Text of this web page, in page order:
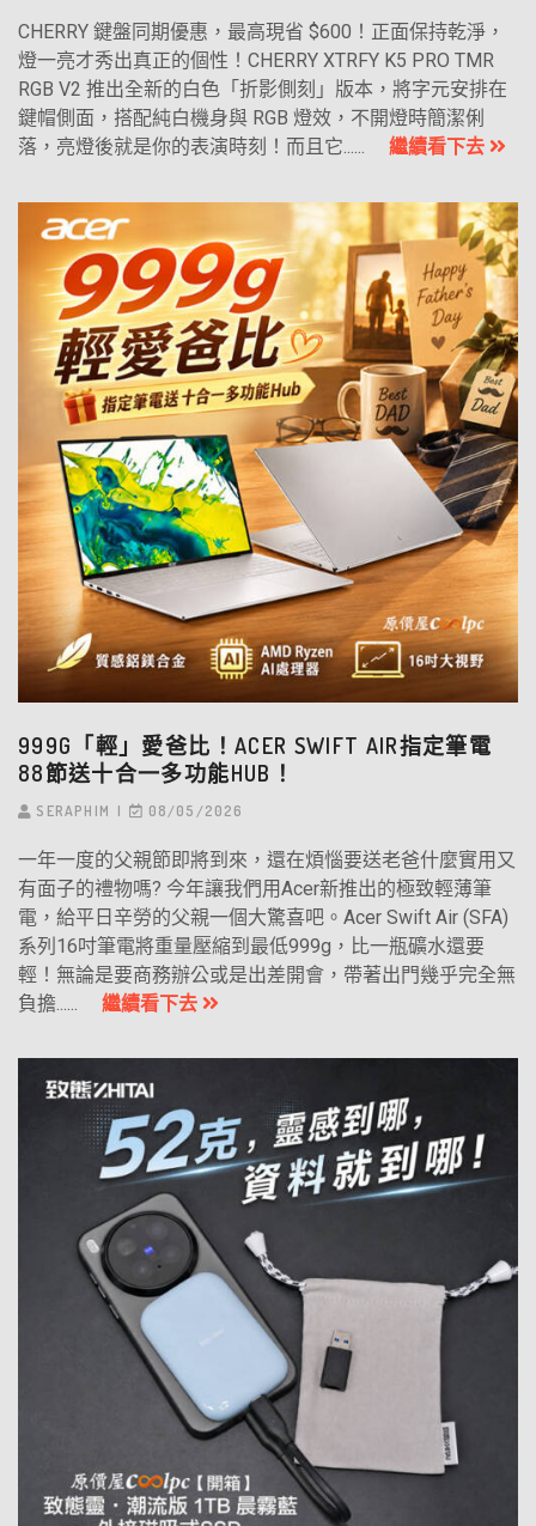
CHERRY 鍵盤同期優惠，最高現省 $600！正面保持乾淨，
燈一亮才秀出真正的個性！CHERRY XTRFY K5 PRO TMR
RGB V2 推出全新的白色「折影側刻」版本，將字元安排在
鍵帽側面，搭配純白機身與 RGB 燈效，不開燈時簡潔俐
落，亮燈後就是你的表演時刻！而且它...... 繼續看下去
999G「輕」愛爸比！ACER SWIFT AIR指定筆電
88節送十合一多功能HUB！
SERAPHIM 08/05/2026
一年一度的父親節即將到來，還在煩惱要送老爸什麼實用又
有面子的禮物嗎? 今年讓我們用Acer新推出的極致輕薄筆
電，給平日辛勞的父親一個大驚喜吧。Acer Swift Air (SFA)
系列16吋筆電將重量壓縮到最低999g，比一瓶礦水還要
輕！無論是要商務辦公或是出差開會，帶著出門幾乎完全無
負擔...... 繼續看下去